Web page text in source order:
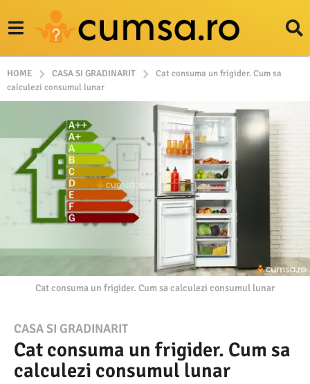
HOME CASA SI GRADINARIT
Cat consuma un frigider. Cum sa
calculezi consumul lunar
Cat consuma un frigider. Cum sa calculezi consumul lunar
2
4
.
CASA SI GRADINARIT
Cat consuma un frigider. Cum sa
calculezi consumul lunar